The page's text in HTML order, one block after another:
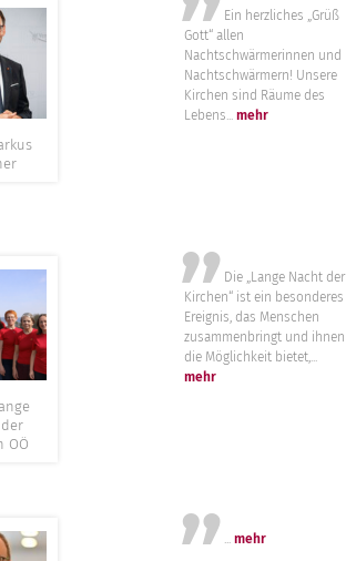
”
Ein herzliches „Grüß
Gott“ allen
Nachtschwärmerinnen und
Nachtschwärmern! Unsere
Kirchen sind Räume des
Lebens... mehr
OÖ
”
Die „Lange Nacht der
Kirchen“ ist ein besonderes
Ereignis, das Menschen
zusammenbringt und ihnen
die Möglichkeit bietet,...
mehr
... mehr